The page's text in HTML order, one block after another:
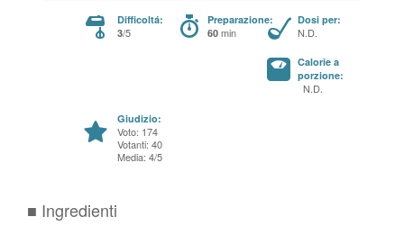
Difficoltá:
3/5
Preparazione:
60 min
Dosi per:
N.D.
Calorie a
porzione:
N.D.
Giudizio:
Voto: 174
Votanti: 40
Media: 4/5
■ Ingredienti